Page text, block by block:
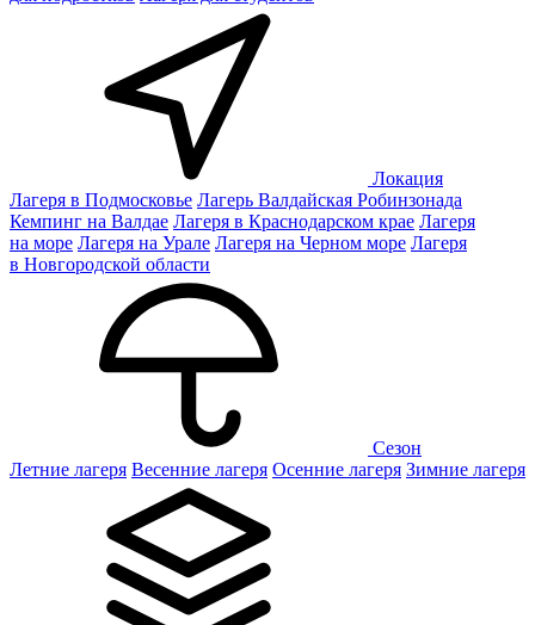
Локация
Лагеря в Подмосковье Лагерь Валдайская Робинзонада
Кемпинг на Валдае Лагеря в Краснодарском крае Лагеря
на море Лагеря на Урале Лагеря на Черном море Лагеря
в Новгородской области
Сезон
Летние лагеря Весенние лагеря Осенние лагеря Зимние лагеря